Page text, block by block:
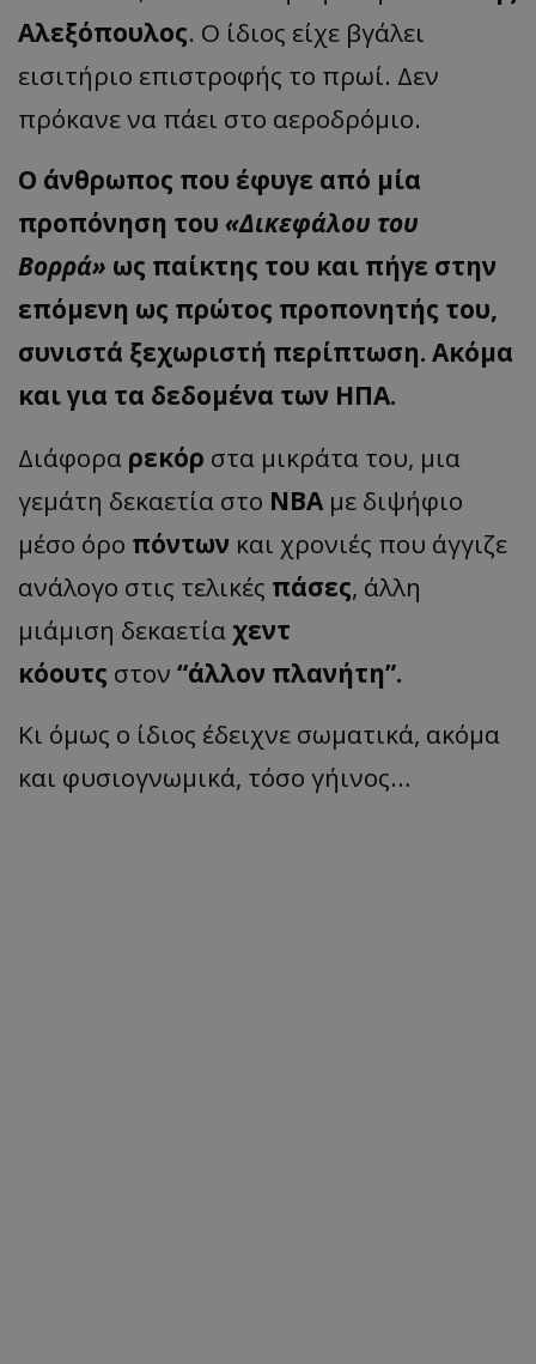
Αλεξόπουλος. Ο ίδιος είχε βγάλει
εισιτήριο επιστροφής το πρωί. Δεν
πρόκανε να πάει στο αεροδρόμιο.
Ο άνθρωπος που έφυγε από μία
προπόνηση του «Δικεφάλου του
Βορρά» ως παίκτης του και πήγε στην
επόμενη ως πρώτος προπονητής του,
συνιστά ξεχωριστή περίπτωση. Ακόμα
και για τα δεδομένα των ΗΠΑ.
Διάφορα ρεκόρ στα μικράτα του, μια
γεμάτη δεκαετία στο ΝΒΑ με διψήφιο
μέσο όρο πόντων και χρονιές που άγγιζε
ανάλογο στις τελικές πάσες, άλλη
μιάμιση δεκαετία χεντ
κόουτς στον “άλλον πλανήτη”.
Κι όμως ο ίδιος έδειχνε σωματικά, ακόμα
και φυσιογνωμικά, τόσο γήινος…